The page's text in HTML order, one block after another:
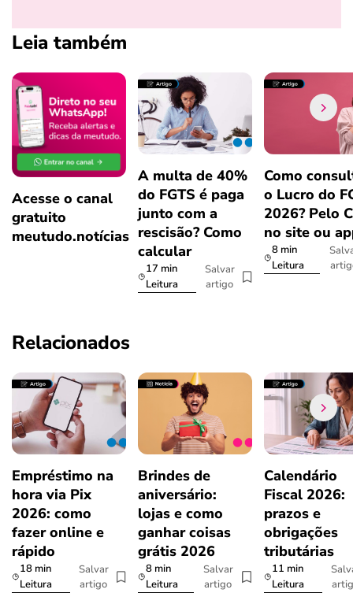
Leia também
Acesse o canal
gratuito
meutudo.notícias
A multa de 40%
do FGTS é paga
junto com a
rescisão? Como
calcular
17 min
Leitura
Salvar
artigo
Como
o Lucro do
2026? Pelo
no site ou
8 min
Leitura
Relacionados
Empréstimo na
hora via Pix
2026: como
fazer online e
rápido
18 min
Leitura
Salvar
artigo
Brindes de
aniversário:
lojas e como
ganhar coisas
grátis 2026
8 min
Leitura
Salvar
artigo
Calendário
Fiscal 2026:
prazos e
obrigações
tributárias
11 min
Leitura